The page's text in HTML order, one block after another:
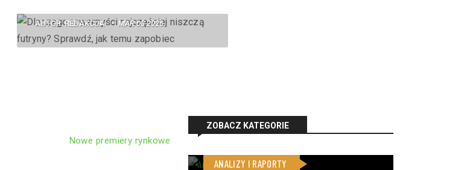
AUTOR:REDAKCJA MAR 03 2026
Nowe premiery rynkowe
ZOBACZ KATEGORIE
ANALIZY I RAPORTY